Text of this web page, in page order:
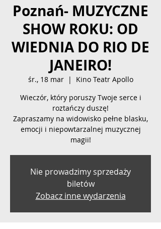
Poznań- MUZYCZNE
SHOW ROKU: OD
WIEDNIA DO RIO DE
JANEIRO!
śr., 18 mar
  |
Kino Teatr Apollo
Wieczór, który poruszy Twoje serce i
roztańczy duszę!
Zapraszamy na widowisko pełne blasku,
emocji i niepowtarzalnej muzycznej
magii!
Nie prowadzimy sprzedaży
biletów
Zobacz inne wydarzenia